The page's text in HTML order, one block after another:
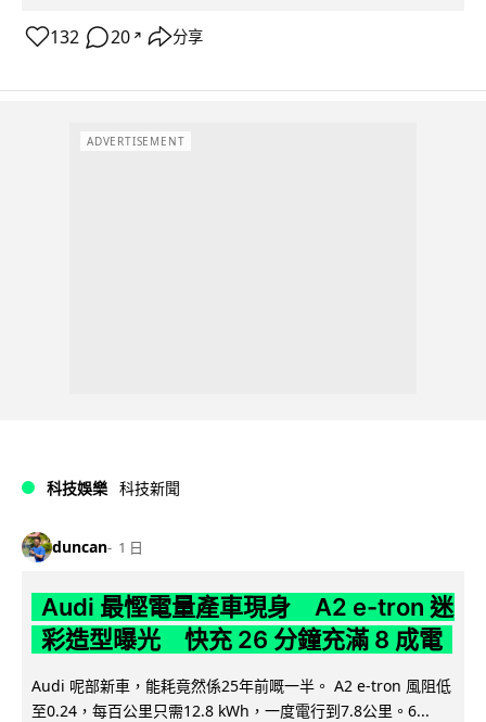
132 20 ↗ 分享
ADVERTISEMENT
科技娛樂 科技新聞
duncan 1 日
Audi 最慳電量產車現身 A2 e-tron 迷
彩造型曝光 快充 26 分鐘充滿 8 成電
Audi 呢部新車，能耗竟然係25年前嘅一半。 A2 e-tron 風阻低
至0.24，每百公里只需12.8 kWh，一度電行到7.8公里。6...